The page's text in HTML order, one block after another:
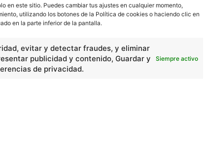
en este sitio. Puedes cambiar tus ajustes en cualquier momento,
utilizando los botones de la Política de cookies o haciendo clic en
en la parte inferior de la pantalla.
evitar y detectar fraudes, y eliminar
publicidad y contenido, Guardar y
de privacidad.
Siempre activo